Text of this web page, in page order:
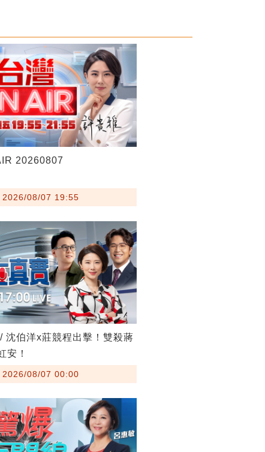
20260807
2026/08/07 19:55
沈伯洋x莊競程出擊！雙殺蔣
安！
2026/08/07 00:00